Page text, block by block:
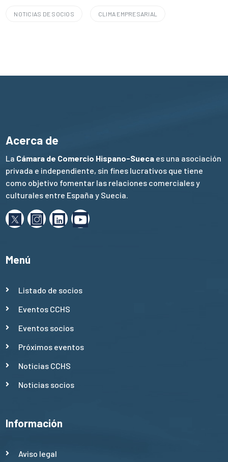
NOTICIAS DE SOCIOS CLIMA EMPRESARIAL
Acerca de
La Cámara de Comercio Hispano-Sueca es una asociación
privada e independiente, sin fines lucrativos que tiene
como objetivo fomentar las relaciones comerciales y
culturales entre España y Suecia.
Menú
Listado de socios
Eventos CCHS
Eventos socios
Próximos eventos
Noticias CCHS
Noticias socios
Información
Aviso legal